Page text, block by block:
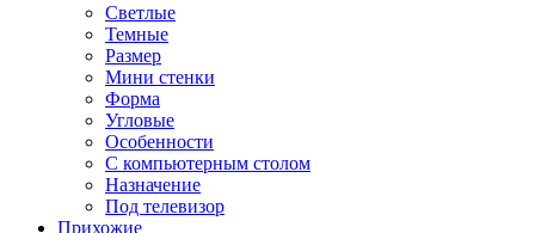
Светлые
Темные
Размер
Мини стенки
Форма
Угловые
Особенности
С компьютерным столом
Назначение
Под телевизор
Прихожие